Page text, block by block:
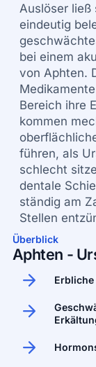
Auslöser
eindeutig
bei einem
von Aphten.
Bereich ihre
kommen
führen, als
schlecht
dentale
ständig am
Stellen
Überblick
Aphten -